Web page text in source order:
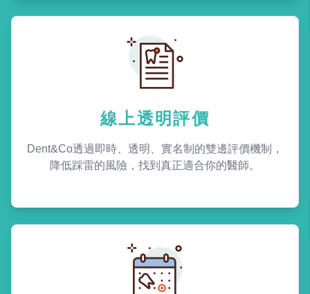
線上透明評價
Dent&Co透過即時、透明、實名制的雙邊評價機制，
降低踩雷的風險，找到真正適合你的醫師。